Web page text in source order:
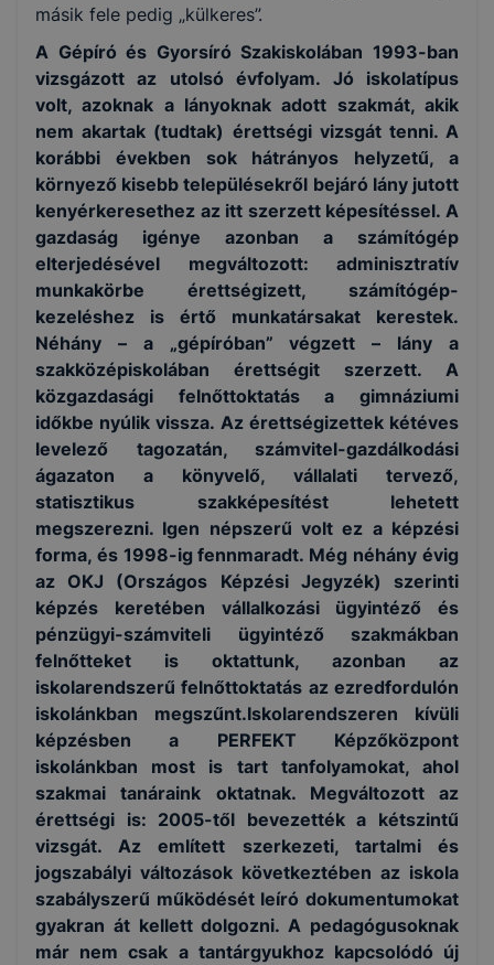
másik fele pedig „külkeres”.
A Gépíró és Gyorsíró Szakiskolában 1993-ban
vizsgázott az utolsó évfolyam. Jó iskolatípus
volt, azoknak a lányoknak adott szakmát, akik
nem akartak (tudtak) érettségi vizsgát tenni. A
korábbi években sok hátrányos helyzetű, a
környező kisebb településekről bejáró lány jutott
kenyérkeresethez az itt szerzett képesítéssel. A
gazdaság igénye azonban a számítógép
elterjedésével megváltozott: adminisztratív
munkakörbe érettségizett, számítógép-
kezeléshez is értő munkatársakat kerestek.
Néhány – a „gépíróban” végzett – lány a
szakközépiskolában érettségit szerzett. A
közgazdasági felnőttoktatás a gimnáziumi
időkbe nyúlik vissza. Az érettségizettek kétéves
levelező tagozatán, számvitel-gazdálkodási
ágazaton a könyvelő, vállalati tervező,
statisztikus szakképesítést lehetett
megszerezni. Igen népszerű volt ez a képzési
forma, és 1998-ig fennmaradt. Még néhány évig
az OKJ (Országos Képzési Jegyzék) szerinti
képzés keretében vállalkozási ügyintéző és
pénzügyi-számviteli ügyintéző szakmákban
felnőtteket is oktattunk, azonban az
iskolarendszerű felnőttoktatás az ezredfordulón
iskolánkban megszűnt.Iskolarendszeren kívüli
képzésben a PERFEKT Képzőközpont
iskolánkban most is tart tanfolyamokat, ahol
szakmai tanáraink oktatnak. Megváltozott az
érettségi is: 2005-től bevezették a kétszintű
vizsgát. Az említett szerkezeti, tartalmi és
jogszabályi változások következtében az iskola
szabályszerű működését leíró dokumentumokat
gyakran át kellett dolgozni. A pedagógusoknak
már nem csak a tantárgyukhoz kapcsolódó új